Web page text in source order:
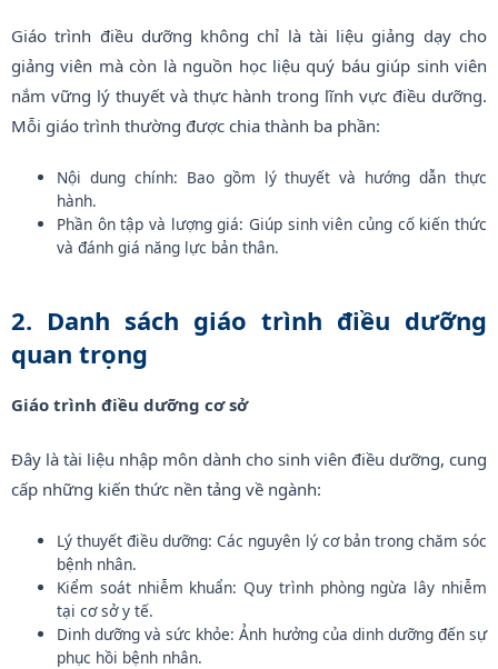
Giáo trình điều dưỡng không chỉ là tài liệu giảng dạy cho
giảng viên mà còn là nguồn học liệu quý báu giúp sinh viên
nắm vững lý thuyết và thực hành trong lĩnh vực điều dưỡng.
Mỗi giáo trình thường được chia thành ba phần:
Nội dung chính: Bao gồm lý thuyết và hướng dẫn thực
hành.
Phần ôn tập và lượng giá: Giúp sinh viên củng cố kiến thức
và đánh giá năng lực bản thân.
2. Danh sách giáo trình điều dưỡng
quan trọng
Giáo trình điều dưỡng cơ sở
Đây là tài liệu nhập môn dành cho sinh viên điều dưỡng, cung
cấp những kiến thức nền tảng về ngành:
Lý thuyết điều dưỡng: Các nguyên lý cơ bản trong chăm sóc
bệnh nhân.
Kiểm soát nhiễm khuẩn: Quy trình phòng ngừa lây nhiễm
tại cơ sở y tế.
Dinh dưỡng và sức khỏe: Ảnh hưởng của dinh dưỡng đến sự
phục hồi bệnh nhân.